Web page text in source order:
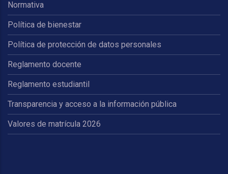
Normativa
Política de bienestar
Política de protección de datos personales
Reglamento docente
Reglamento estudiantil
Transparencia y acceso a la información pública
Valores de matrícula 2026